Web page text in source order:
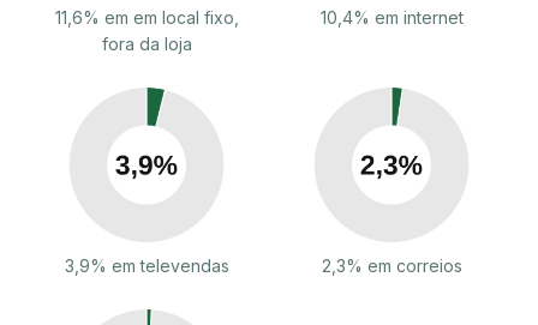
11,6% em em local fixo,
fora da loja
10,4% em internet
3,9% em televendas 2,3% em correios